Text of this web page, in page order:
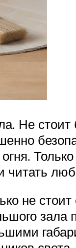
Не стоит
читать
не
зала